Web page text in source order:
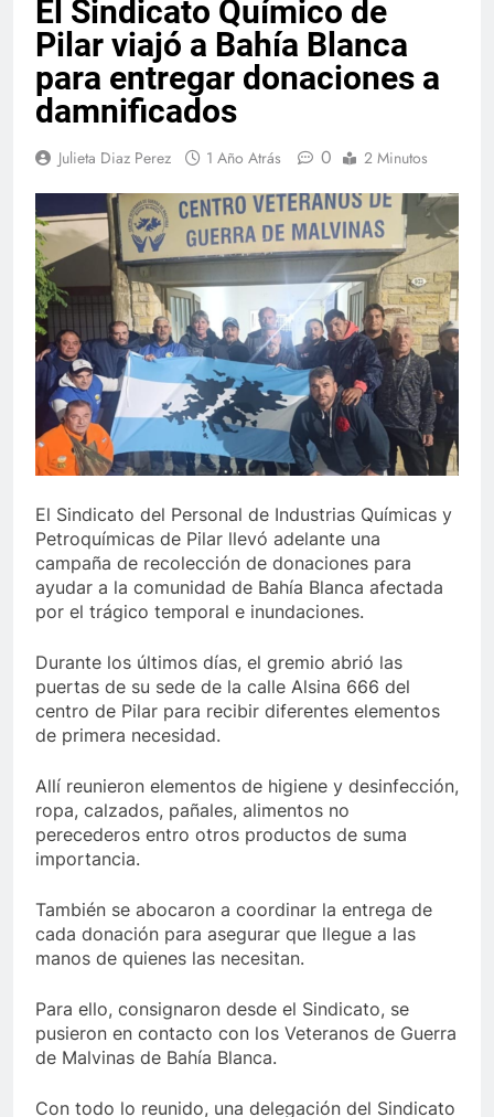
El Sindicato Químico de
Pilar viajó a Bahía Blanca
para entregar donaciones a
damnificados
Julieta Diaz Perez 1 Año Atrás 0 2 Minutos
El Sindicato del Personal de Industrias Químicas y
Petroquímicas de Pilar llevó adelante una
campaña de recolección de donaciones para
ayudar a la comunidad de Bahía Blanca afectada
por el trágico temporal e inundaciones.
Durante los últimos días, el gremio abrió las
puertas de su sede de la calle Alsina 666 del
centro de Pilar para recibir diferentes elementos
de primera necesidad.
Allí reunieron elementos de higiene y desinfección,
ropa, calzados, pañales, alimentos no
perecederos entro otros productos de suma
importancia.
También se abocaron a coordinar la entrega de
cada donación para asegurar que llegue a las
manos de quienes las necesitan.
Para ello, consignaron desde el Sindicato, se
pusieron en contacto con los Veteranos de Guerra
de Malvinas de Bahía Blanca.
Con todo lo reunido, una delegación del Sindicato